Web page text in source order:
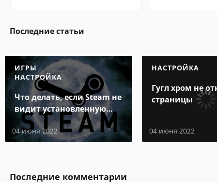
Последние статьи
ИГРЫ
НАСТРОЙКА
Что делать, если Steam не
видит установленную
игру
04 июня 2022
НАСТРОЙКА
Гугл хром не
страницы
04 июня 2022
Последние комментарии